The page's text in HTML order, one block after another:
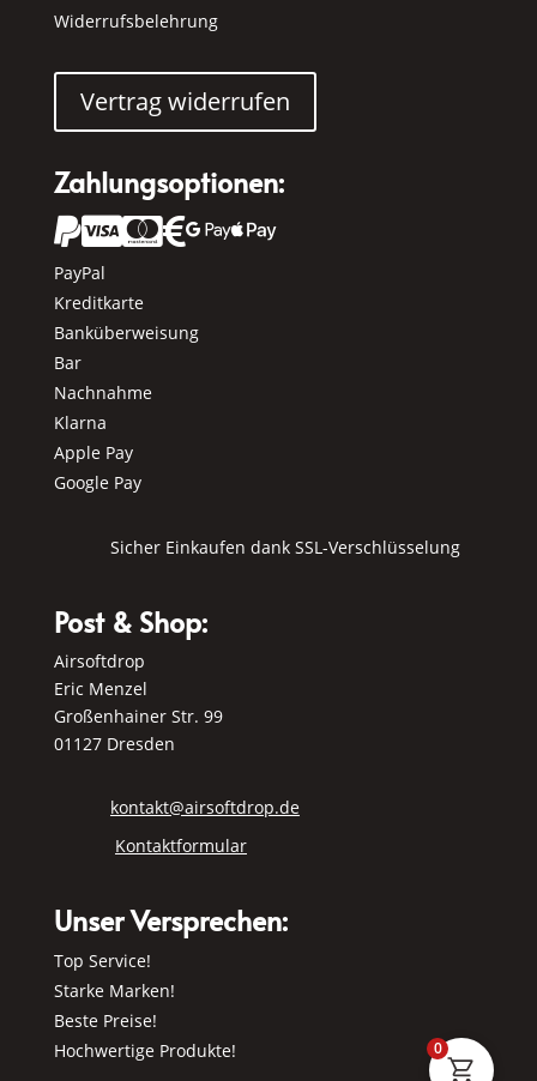
Widerrufsbelehrung
Vertrag widerrufen
Zahlungsoptionen:
 
PayPal
Kreditkarte
Banküberweisung
Bar
Nachnahme
Klarna
Apple Pay
Google Pay
Sicher Einkaufen dank SSL-Verschlüsselung
Post & Shop:
Airsoftdrop
Eric Menzel
Großenhainer Str. 99
01127 Dresden
kontakt@airsoftdrop.de
Kontaktformular
Unser Versprechen:
Top Service!
Starke Marken!
Beste Preise!
Hochwertige Produkte!
0